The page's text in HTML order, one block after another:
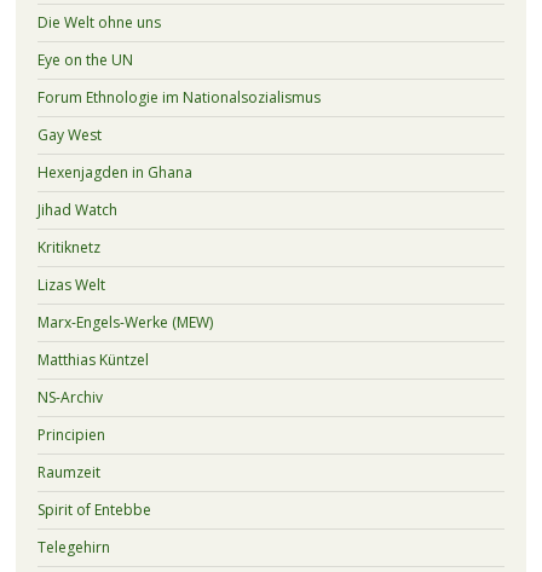
Die Welt ohne uns
Eye on the UN
Forum Ethnologie im Nationalsozialismus
Gay West
Hexenjagden in Ghana
Jihad Watch
Kritiknetz
Lizas Welt
Marx-Engels-Werke (MEW)
Matthias Küntzel
NS-Archiv
Principien
Raumzeit
Spirit of Entebbe
Telegehirn